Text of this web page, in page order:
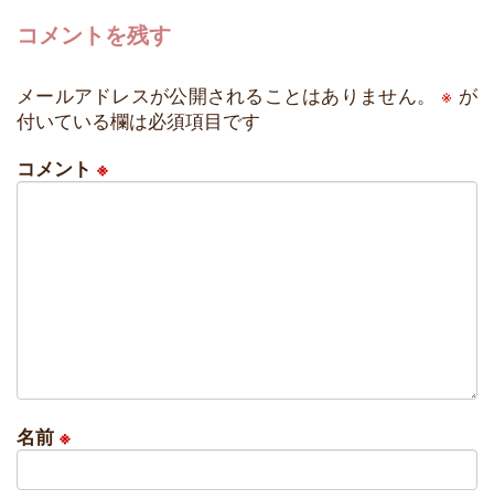
コメントを残す
メールアドレスが公開されることはありません。 ※ が
付いている欄は必須項目です
コメント ※
名前 ※